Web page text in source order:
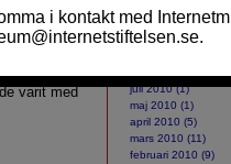
kan
kanske
varit med
ARKIV
oktober 2010 (2)
juli 2010 (1)
maj 2010 (1)
april 2010 (5)
mars 2010 (11)
februari 2010 (9)